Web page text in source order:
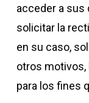
acceder a sus
solicitar la
en su caso,
otros motivos,
para los fines